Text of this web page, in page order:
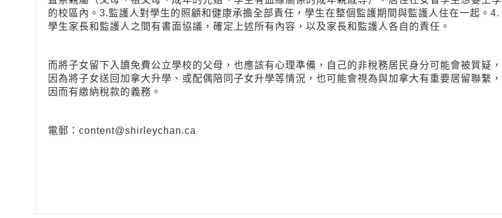
的校區內。3.監護人對學生的照顧和健康承擔全部責任，學生在整個監護期間與監護人住在一起。4.
學生家長和監護人之間有書面協議，確定上述所有內容，以及家長和監護人各自的責任。
而將子女留下入讀免費公立學校的父母，也應該有心理準備，自己的非稅務居民身分可能會被質疑，
因為將子女送回加拿大升學、或配偶陪同子女升學等情況，也可能會視為與加拿大有重要居留聯繫，
因而有繳納稅款的義務。
電郵： content@shirleychan.ca